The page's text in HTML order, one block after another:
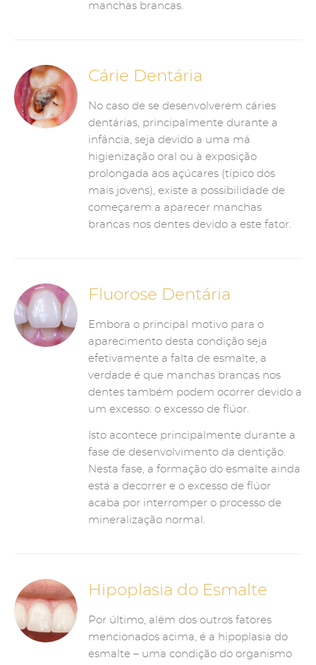
manchas brancas.
Cárie Dentária
No caso de se desenvolverem cáries
dentárias, principalmente durante a
infância, seja devido a uma má
higienização oral ou à exposição
prolongada aos açúcares (típico dos
mais jovens), existe a possibilidade de
começarem a aparecer manchas
brancas nos dentes devido a este fator.
Fluorose Dentária
Embora o principal motivo para o
aparecimento desta condição seja
efetivamente a falta de esmalte, a
verdade é que manchas brancas nos
dentes também podem ocorrer devido a
um excesso: o excesso de flúor.
Isto acontece principalmente durante a
fase de desenvolvimento da dentição.
Nesta fase, a formação do esmalte ainda
está a decorrer e o excesso de flúor
acaba por interromper o processo de
mineralização normal.
Hipoplasia do Esmalte
Por último, além dos outros fatores
mencionados acima, é a hipoplasia do
esmalte – uma condição do organismo